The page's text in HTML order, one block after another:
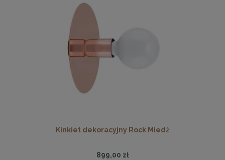
Kinkiet dekoracyjny Rock Miedź
899,00 zł